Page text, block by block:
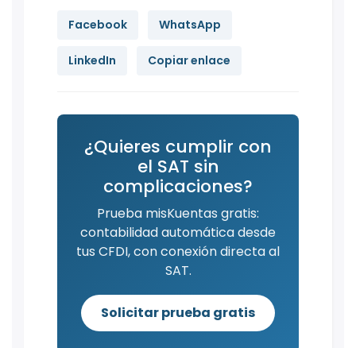
Facebook WhatsApp
LinkedIn Copiar enlace
¿Quieres cumplir con
el SAT sin
complicaciones?
Prueba misKuentas gratis:
contabilidad automática desde
tus CFDI, con conexión directa al
SAT.
Solicitar prueba gratis